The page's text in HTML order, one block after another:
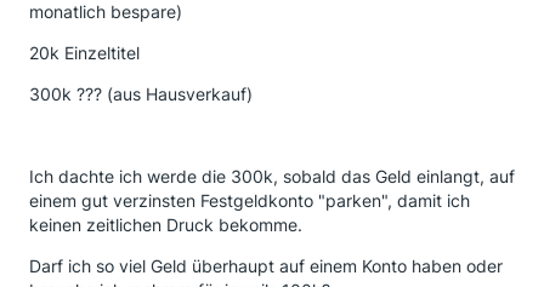
monatlich bespare)
20k Einzeltitel
300k ??? (aus Hausverkauf)
Ich dachte ich werde die 300k, sobald das Geld einlangt, auf
einem gut verzinsten Festgeldkonto "parken", damit ich
keinen zeitlichen Druck bekomme.
Darf ich so viel Geld überhaupt auf einem Konto haben oder